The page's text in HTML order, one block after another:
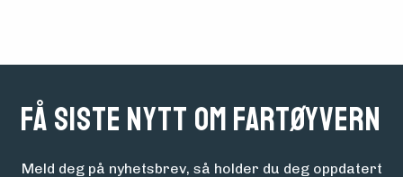
Få siste nytt om fartøyvern
Meld deg på nyhetsbrev, så holder du deg oppdatert